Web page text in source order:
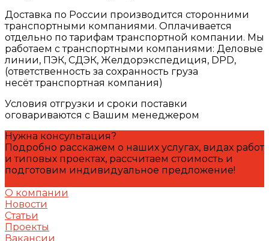
Доставка по России производится сторонними
транспортными компаниями. Оплачивается
отдельно по тарифам транспортной компании. Мы
работаем с транспортными компаниями: Деловые
линии, ПЭК, СДЭК, Желдорэкспедиция, DPD,
(ответственность за сохранность груза
несёт транспортная компания)
Условия отгрузки и сроки поставки
оговариваются с Вашим менеджером
Нужна консультация?
Подробно расскажем о наших услугах, видах работ
и типовых проектах, рассчитаем стоимость и
подготовим индивидуальное предложение!
О компании
Новости
Статьи
Проекты
Вакансии